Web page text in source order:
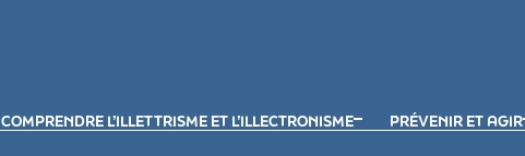
COMPRENDRE L’ILLETTRISME ET L’ILLECTRONISME PRÉVENIR ET AGIR